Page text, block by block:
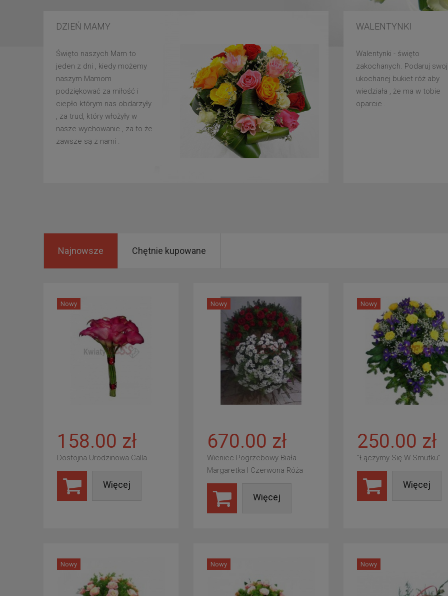
DZIEŃ MAMY
Święto naszych Mam to
jeden z dni , kiedy możemy
naszym Mamom
podziękować za miłość i
ciepło którym nas obdarzyły
, za trud, który włożyły w
nasze wychowanie , za to że
zawsze są z nami .
WALENTYNKI
Walentynki - święto
zakochanych. Podaruj
ukochanej bukiet róż aby
wiedziała , że ma w tobie
oparcie .
Najnowsze Chętnie kupowane
Nowy
158.00 zł
Dostojna Urodzinowa Calla
Więcej
Nowy
670.00 zł
Wieniec Pogrzebowy Biała
Margaretka I Czerwona Róża
Więcej
Nowy
250.00 zł
"Łączymy Się W Smutku"
Więcej
Nowy Nowy Nowy